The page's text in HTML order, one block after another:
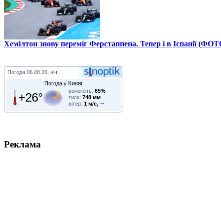
Хемілтон знову переміг Ферстаппена. Тепер і в Іспанії
Погода 06.08.26, ніч
Погода у Києві
+26° вологість: 65%
тиск: 748 мм
вітер: 1 м/с,
Реклама